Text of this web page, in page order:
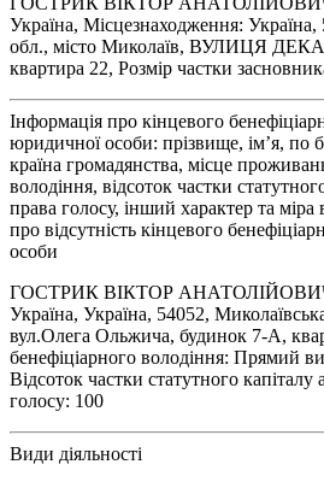
Україна, Місцезнаходження: Україна,
обл., місто Миколаїв, ВУЛИЦЯ
квартира 22, Розмір частки
Інформація про кінцевого
юридичної особи: прізвище, ім’я, по
країна громадянства, місце
володіння, відсоток частки
права голосу, інший характер та міра
про відсутність кінцевого
особи
ГОСТРИК ВІКТОР АНАТОЛІЙОВИЧ,
Україна, Україна, 54052,
вул.Олега Ольжича, будинок 7-А,
бенефіціарного володіння: Прямий
Відсоток частки статутного капіталу
голосу: 100
Види діяльності